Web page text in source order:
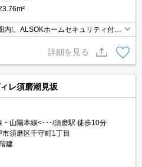
!。ALSOKホームセキュリティ付で
室乾燥機付きで設備充実!。住環境も
立地です。インターネット無料。
詳細を見る
レ須磨潮見坂
・山陽本線<･･･/須磨駅 徒歩10分
須磨区千守町1丁目
建